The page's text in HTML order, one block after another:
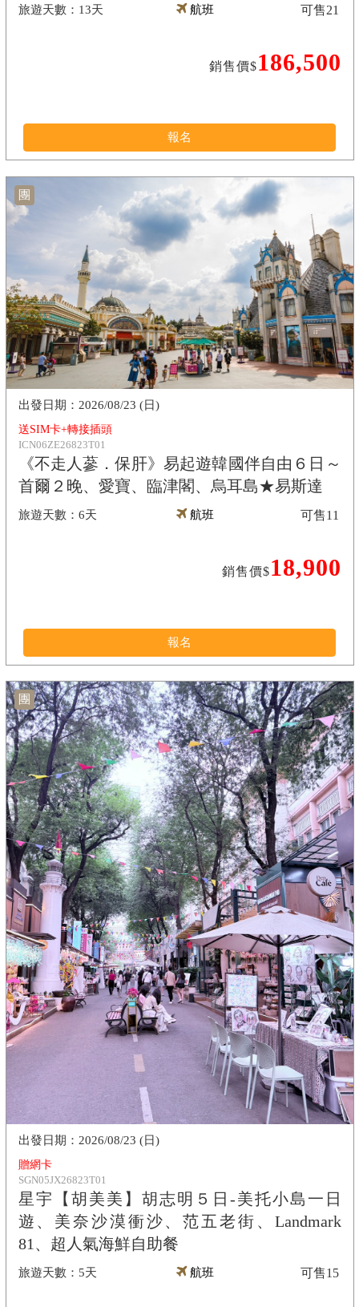
13天 航班
銷售價$186,500
可售21
報名
團
送SIM卡+轉接插頭
ICN06ZE26823T01
《不走人蔘．保肝》易起遊韓國伴自由６日～
首爾２晚、愛寶、臨津閣、烏耳島★易斯達
6天
2026/08/23 (日)
航班
銷售價$18,900
可售11
報名
團
贈網卡
SGN05JX26823T01
星宇【胡美美】胡志明５日-美托小島一日
遊、美奈沙漠衝沙、范五老街、Landmark
81、超人氣海鮮自助餐
5天
2026/08/23 (日)
航班 可售15